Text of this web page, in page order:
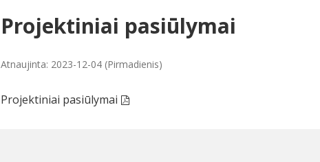
Projektiniai pasiūlymai
Atnaujinta: 2023-12-04 (Pirmadienis)
Projektiniai pasiūlymai